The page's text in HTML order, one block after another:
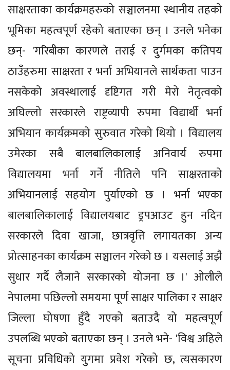
साक्षरताका कार्यक्रमहरुको सञ्चालनमा स्थानीय तहको
भूमिका महत्वपूर्ण रहेको बताएका छन् । उनले भनेका
छन्- 'गरिबीका कारणले तराई र दुुर्गमका कतिपय
ठाउँहरुमा साक्षरता र भर्ना अभियानले सार्थकता पाउन
नसकेको अवस्थालाई दृष्टिगत गरी मेरो नेतृत्वको
अघिल्लो सरकारले राष्ट्रव्यापी रुपमा विद्यार्थी भर्ना
अभियान कार्यक्रमको सुरुवात गरेको थियो । विद्यालय
उमेरका सबै बालबालिकालाई अनिवार्य रुपमा
विद्यालयमा भर्ना गर्ने नीतिले पनि साक्षरताको
अभियानलाई सहयोग पुर्याएको छ । भर्ना भएका
बालबालिकालाई विद्यालयबाट ड्रपआउट हुन नदिन
सरकारले दिवा खाजा, छात्रवृत्ति लगायतका अन्य
प्रोत्साहनका कार्यक्रम सञ्चालन गरेको छ । यसलाई अझै
सुधार गर्दै लैजाने सरकारको योजना छ ।' ओलीले
नेपालमा पछिल्लो समयमा पूर्ण साक्षर पालिका र साक्षर
जिल्ला घोषणा हुँदै गएको बताउदै यो महत्वपूर्ण
उपलब्धि भएको बताएका छन् । उनले भने- 'विश्व अहिले
सूचना प्रविधिको युुगमा प्रवेश गरेको छ, त्यसकारण